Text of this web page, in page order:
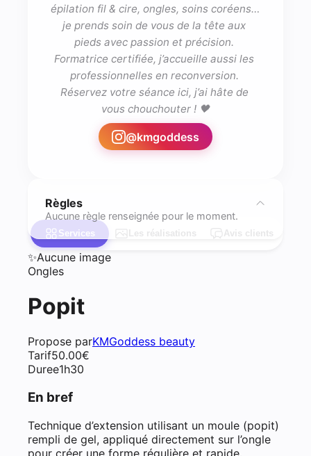
épilation fil & cire, ongles, soins coréens…
je prends soin de vous de la tête aux
pieds avec passion et précision.
Formatrice certifiée, j’accueille aussi les
professionnelles en reconversion.
Réservez votre séance ici, j’ai hâte de
vous chouchouter ! 🖤
@kmgoddess
Règles
Aucune règle renseignée pour le moment.
Services Les réalisations Avis clients
✨Aucune image
Ongles
Popit
Propose parKMGoddess beauty
Tarif50.00€
Duree1h30
En bref
Technique d’extension utilisant un moule (popit)
rempli de gel, appliqué directement sur l’ongle
pour créer une forme régulière et rapide.